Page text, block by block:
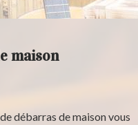
maison
débarras de maison vous